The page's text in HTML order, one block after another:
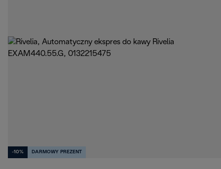
-10% DARMOWY PREZENT